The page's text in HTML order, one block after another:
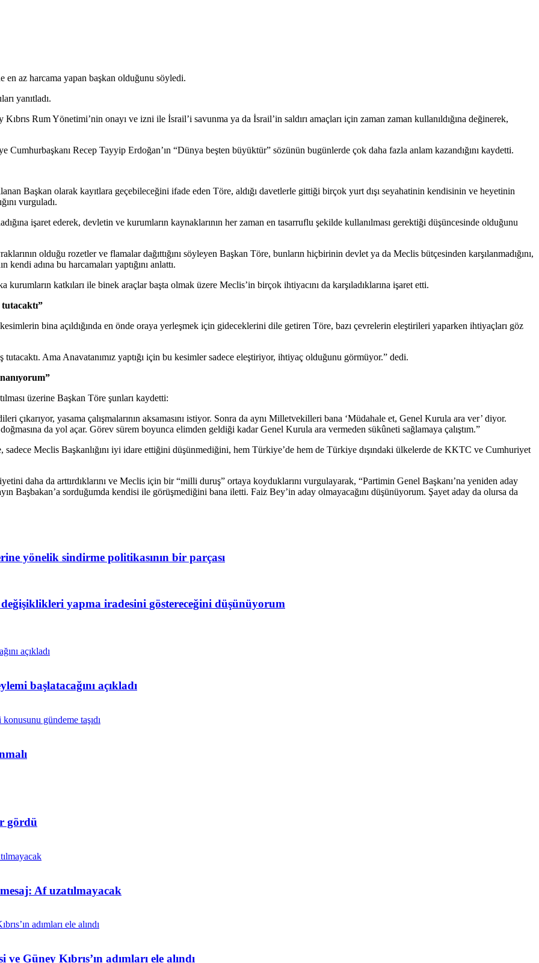
az harcama yapan başkan olduğunu söyledi.
yanıtladı.
Rum Yönetimi’nin onayı ve izni ile İsrail’i savunma ya da İsrail’in saldırı amaçları için zaman zaman kullanıldığına değinerek,
Recep Tayyip Erdoğan’ın “Dünya beşten büyüktür” sözünün bugünlerde çok daha fazla anlam kazandığını kaydetti.
Başkan olarak kayıtlara geçebileceğini ifade eden Töre, aldığı davetlerle gittiği birçok yurt dışı seyahatinin kendisinin ve heyetinin
vurguladı.
işaret ederek, devletin ve kurumların kaynaklarının her zaman en tasarruflu şekilde kullanılması gerektiği düşüncesinde olduğunu
olduğu rozetler ve flamalar dağıttığını söyleyen Başkan Töre, bunların hiçbirinin devlet ya da Meclis bütçesinden karşılanmadığını,
adına bu harcamaları yaptığını anlattı.
katkıları ile binek araçlar başta olmak üzere Meclis’in birçok ihtiyacını da karşıladıklarına işaret etti.
bina açıldığında en önde oraya yerleşmek için gideceklerini dile getiren Töre, bazı çevrelerin eleştirileri yaparken ihtiyaçları göz
Ama Anavatanımız yaptığı için bu kesimler sadece eleştiriyor, ihtiyaç olduğunu görmüyor.” dedi.
üzerine Başkan Töre şunları kaydetti:
çıkarıyor, yasama çalışmalarının aksamasını istiyor. Sonra da aynı Milletvekilleri bana ‘Müdahale et, Genel Kurula ara ver’ diyor.
da yol açar. Görev sürem boyunca elimden geldiği kadar Genel Kurula ara vermeden sükûneti sağlamaya çalıştım.”
sadece Meclis Başkanlığını iyi idare ettiğini düşünmediğini, hem Türkiye’de hem de Türkiye dışındaki ülkelerde de KKTC ve Cumhuriyet
daha da arttırdıklarını ve Meclis için bir “milli duruş” ortaya koyduklarını vurgulayarak, “Partimin Genel Başkanı’na yeniden aday
Başbakan’a sorduğumda kendisi ile görüşmediğini bana iletti. Faiz Bey’in aday olmayacağını düşünüyorum. Şayet aday da olursa da
yönelik sindirme politikasının bir parçası
yapma iradesini göstereceğini düşünüyorum
başlatacağını açıkladı
gördü
Af uzatılmayacak
Güney Kıbrıs’ın adımları ele alındı